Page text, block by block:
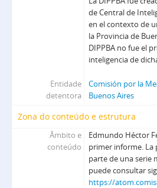
de Central de
en el contexto de
la Provincia de
DIPPBA no fue el
inteligencia de
Entidade
detentora
Comisión por la
Buenos Aires
Zona do conteúdo e estrutura
Âmbito e
conteúdo
Edmundo Héctor
primer informe.
parte de una serie
puede consultar
https://